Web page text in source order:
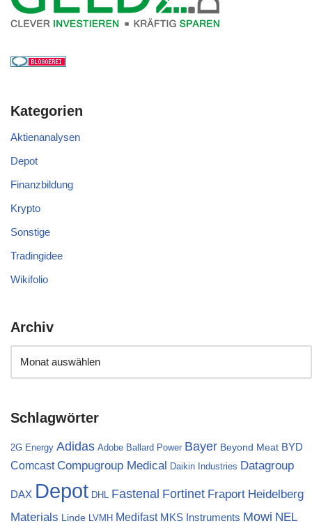
Kategorien
Aktienanalysen
Depot
Finanzbildung
Krypto
Sonstige
Tradingidee
Wikifolio
Archiv
Schlagwörter
2G Energy Adidas Adobe Ballard Power Bayer Beyond Meat BYD
Comcast Compugroup Medical Daikin Industries Datagroup
DAX Depot DHL Fastenal Fortinet Fraport Heidelberg
Materials Linde LVMH Medifast MKS Instruments Mowi NEL